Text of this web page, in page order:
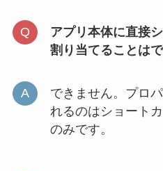
アプリ本体に直接
割り当てることは
できません。プロ
れるのはショート
のみです。